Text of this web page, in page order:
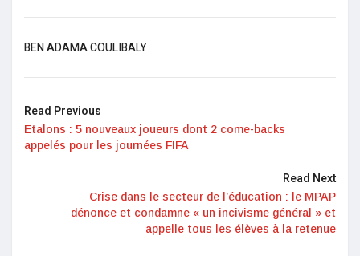
BEN ADAMA COULIBALY
Read Previous
Etalons : 5 nouveaux joueurs dont 2 come-backs
appelés pour les journées FIFA
Read Next
Crise dans le secteur de l’éducation : le MPAP
dénonce et condamne « un incivisme général » et
appelle tous les élèves à la retenue